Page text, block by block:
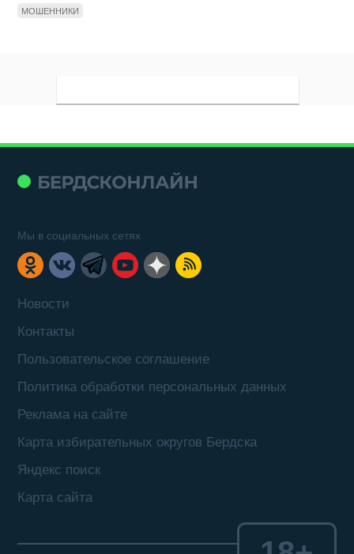
МОШЕННИКИ
Новости
Контакты
Пользовательское соглашение
Политика обработки персональных данных
Реклама на сайте
Карта избирательных округов Бердска
Яндекс поиск
Карта сайта
Мы в социальных сетях